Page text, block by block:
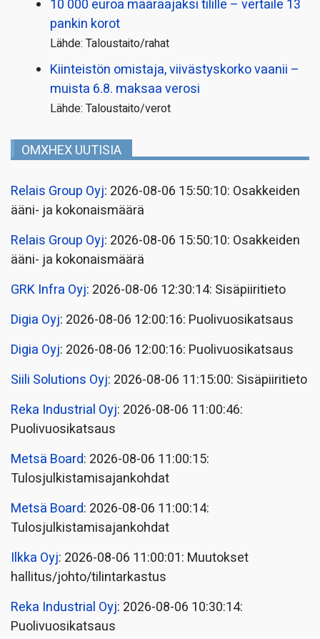
10 000 euroa määräajaksi tilille – vertaile 13
pankin korot
Lähde: Taloustaito/rahat
Kiinteistön omistaja, viivästyskorko vaanii –
muista 6.8. maksaa verosi
Lähde: Taloustaito/verot
OMXHEX UUTISIA
Relais Group Oyj: 2026-08-06 15:50:10: Osakkeiden
ääni- ja kokonaismäärä
Relais Group Oyj: 2026-08-06 15:50:10: Osakkeiden
ääni- ja kokonaismäärä
GRK Infra Oyj: 2026-08-06 12:30:14: Sisäpiiritieto
Digia Oyj: 2026-08-06 12:00:16: Puolivuosikatsaus
Digia Oyj: 2026-08-06 12:00:16: Puolivuosikatsaus
Siili Solutions Oyj: 2026-08-06 11:15:00: Sisäpiiritieto
Reka Industrial Oyj: 2026-08-06 11:00:46:
Puolivuosikatsaus
Metsä Board: 2026-08-06 11:00:15:
Tulosjulkistamisajankohdat
Metsä Board: 2026-08-06 11:00:14:
Tulosjulkistamisajankohdat
Ilkka Oyj: 2026-08-06 11:00:01: Muutokset
hallitus/johto/tilintarkastus
Reka Industrial Oyj: 2026-08-06 10:30:14:
Puolivuosikatsaus